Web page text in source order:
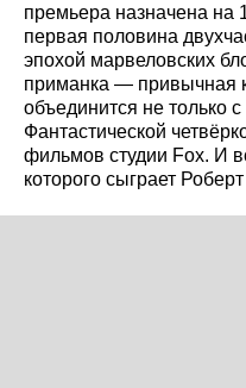
премьера назначена на
первая половина
эпохой марвеловских
приманка — привычная
объединится не только
Фантастической
фильмов студии Fox. И
которого сыграет